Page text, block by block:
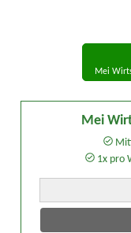
Mei
Mei
1x pro